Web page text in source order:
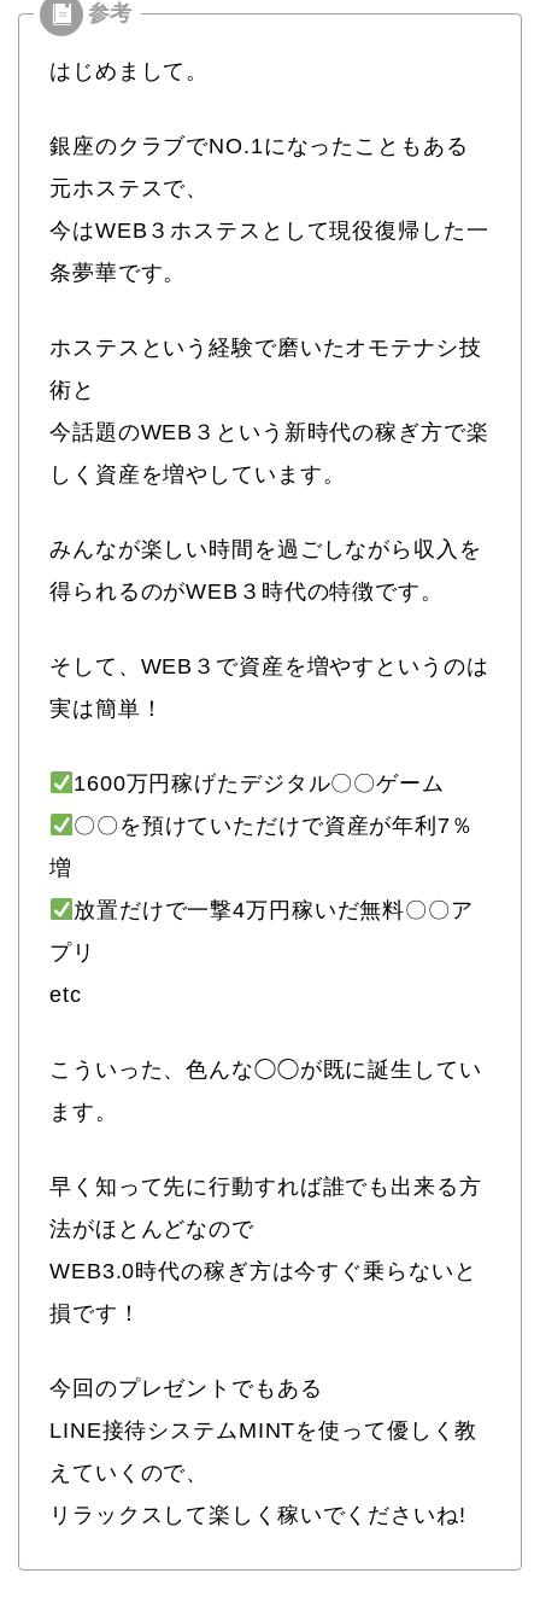
はじめまして。
銀座のクラブでNO.1になったこともある
元ホステスで、
今はWEB３ホステスとして現役復帰した一
条夢華です。
ホステスという経験で磨いたオモテナシ技
術と
今話題のWEB３という新時代の稼ぎ方で楽
しく資産を増やしています。
みんなが楽しい時間を過ごしながら収入を
得られるのがWEB３時代の特徴です。
そして、WEB３で資産を増やすというのは
実は簡単！
1600万円稼げたデジタル〇〇ゲーム
〇〇を預けていただけで資産が年利7％
増
放置だけで一撃4万円稼いだ無料〇〇ア
プリ
etc
こういった、色んな◯◯が既に誕生してい
ます。
早く知って先に行動すれば誰でも出来る方
法がほとんどなので
WEB3.0時代の稼ぎ方は今すぐ乗らないと
損です！
今回のプレゼントでもある
LINE接待システムMINTを使って優しく教
えていくので、
リラックスして楽しく稼いでくださいね!